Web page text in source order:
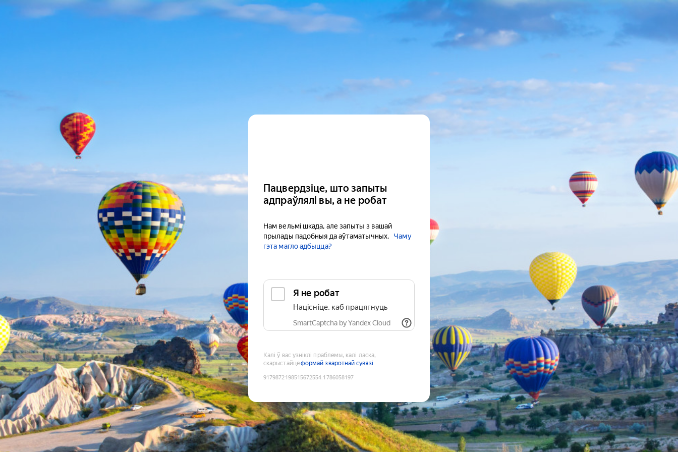
Пацвердзіце, што запыты
адпраўлялі вы, а не робат
Нам вельмі шкада, але запыты з вашай
прылады падобныя да аўтаматычных.
Чаму
гэта магло адбыцца?
Я не робат
Націсніце, каб працягнуць
SmartCaptcha by Yandex Cloud
Калі ў вас узніклі праблемы, калі ласка,
скарыстайцеформай зваротнай сувязі
9179872198515672554:1786058197